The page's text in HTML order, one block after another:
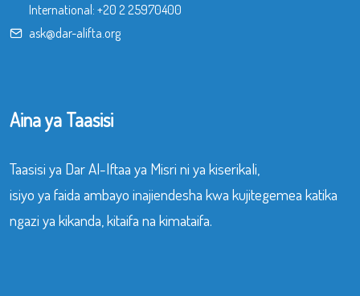
International: +20 2 25970400
ask@dar-alifta.org
Aina ya Taasisi
Taasisi ya Dar Al-Iftaa ya Misri ni ya kiserikali,
isiyo ya faida ambayo inajiendesha kwa kujitegemea katika
ngazi ya kikanda, kitaifa na kimataifa.